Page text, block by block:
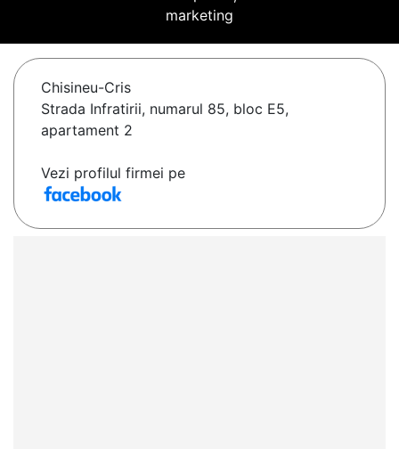
marketing
Chisineu-Cris
Strada Infratirii, numarul 85, bloc E5,
apartament 2
Vezi profilul firmei pe